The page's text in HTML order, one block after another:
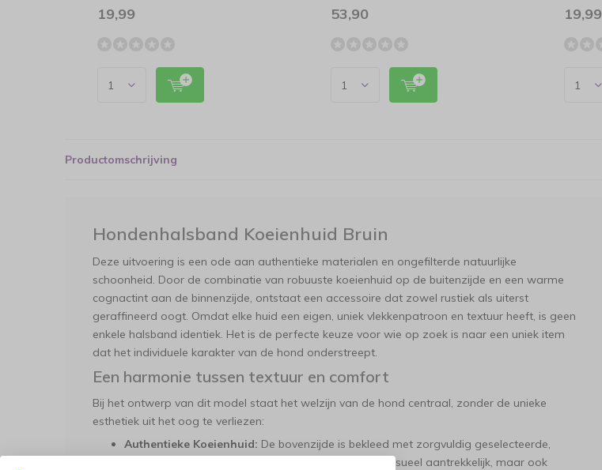
19,99 53,90 19,99
Productomschrijving
Hondenhalsband Koeienhuid Bruin
Deze uitvoering is een ode aan authentieke materialen en ongefilterde natuurlijke
schoonheid. Door de combinatie van robuuste koeienhuid op de buitenzijde en een warme
cognactint aan de binnenzijde, ontstaat een accessoire dat zowel rustiek als uiterst
geraffineerd oogt. Omdat elke huid een eigen, uniek vlekkenpatroon en textuur heeft, is geen
enkele halsband identiek. Het is de perfecte keuze voor wie op zoek is naar een uniek item
dat het individuele karakter van de hond onderstreept.
Een harmonie tussen textuur en comfort
Bij het ontwerp van dit model staat het welzijn van de hond centraal, zonder de unieke
esthetiek uit het oog te verliezen:
Authentieke Koeienhuid: De bovenzijde is bekleed met zorgvuldig geselecteerde,
zachte koeienhuid. Dit natuurproduct is niet alleen visueel aantrekkelijk, maar ook